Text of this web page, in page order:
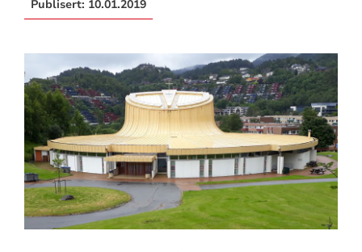
Publisert: 10.01.2019